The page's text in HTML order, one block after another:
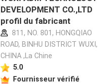
DEVELOPMENT CO.,LTD
profil du fabricant
811, NO. 801, HONGQIAO
ROAD, BINHU DISTRICT WUXI,
CHINA ,La Chine
5.0
Fournisseur vérifié